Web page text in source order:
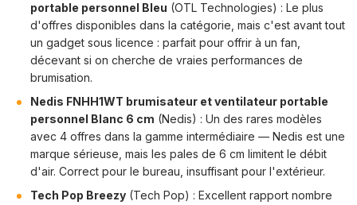
portable personnel Bleu (OTL Technologies) : Le plus
d'offres disponibles dans la catégorie, mais c'est avant tout
un gadget sous licence : parfait pour offrir à un fan,
décevant si on cherche de vraies performances de
brumisation.
Nedis FNHH1WT brumisateur et ventilateur portable
personnel Blanc 6 cm (Nedis) : Un des rares modèles
avec 4 offres dans la gamme intermédiaire — Nedis est une
marque sérieuse, mais les pales de 6 cm limitent le débit
d'air. Correct pour le bureau, insuffisant pour l'extérieur.
Tech Pop Breezy (Tech Pop) : Excellent rapport nombre